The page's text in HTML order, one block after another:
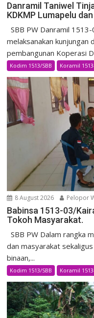
Danramil Taniwel
KDKMP Lumapelu
SBB PW Danramil
melaksanakan kunjungan
pembangunan Koperasi
Kodim 1513/SBB Koramil
8 August 2026 Pelopor
Babinsa 1513-03/
Tokoh Masyarakat.
SBB PW Dalam rangka
dan masyarakat
binaan,...
Kodim 1513/SBB Koramil